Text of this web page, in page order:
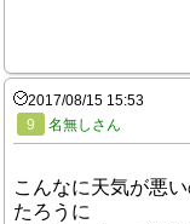
2017/08/15 15:53
9
名無しさん
こんなに天気が悪
たろうに